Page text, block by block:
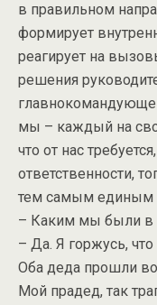
в правильном
формирует
реагирует на
решения
мы – каждый на
что от нас
ответственности,
тем самым единым
– Каким мы были в
– Да. Я горжусь,
Оба деда прошли
Мой прадед, так